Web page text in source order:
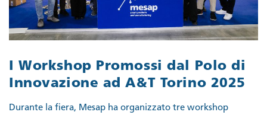
I Workshop Promossi dal Polo di
Innovazione ad A&T Torino 2025
Durante la fiera, Mesap ha organizzato tre workshop